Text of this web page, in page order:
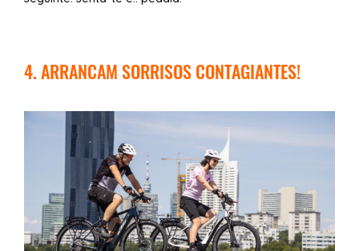
4. ARRANCAM SORRISOS CONTAGIANTES!